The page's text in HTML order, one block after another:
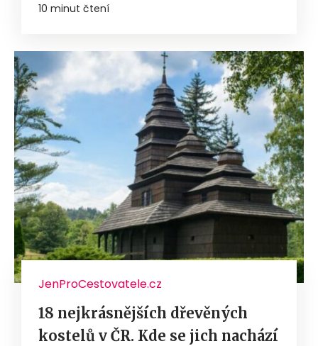
10 minut čtení
JenProCestovatele.cz
18 nejkrásnějších dřevěných
kostelů v ČR. Kde se jich nachází